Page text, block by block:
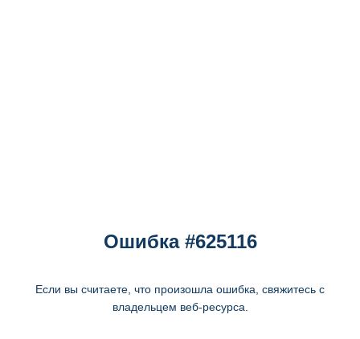
Ошибка #625116
Если вы считаете, что произошла ошибка, свяжитесь с
владельцем веб-ресурса.